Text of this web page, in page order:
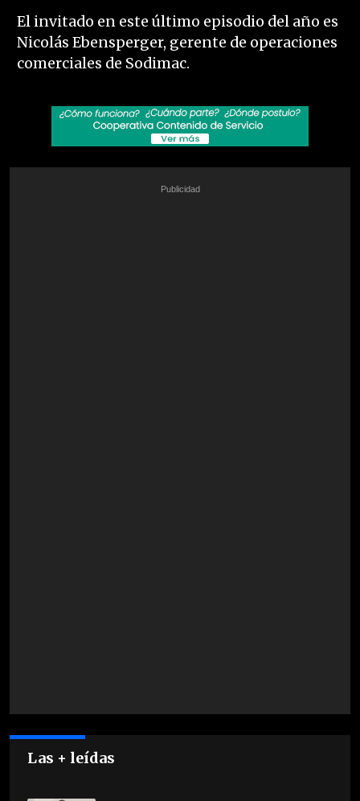
El invitado en este último episodio del año es
Nicolás Ebensperger, gerente de operaciones
comerciales de Sodimac.
Las + leídas